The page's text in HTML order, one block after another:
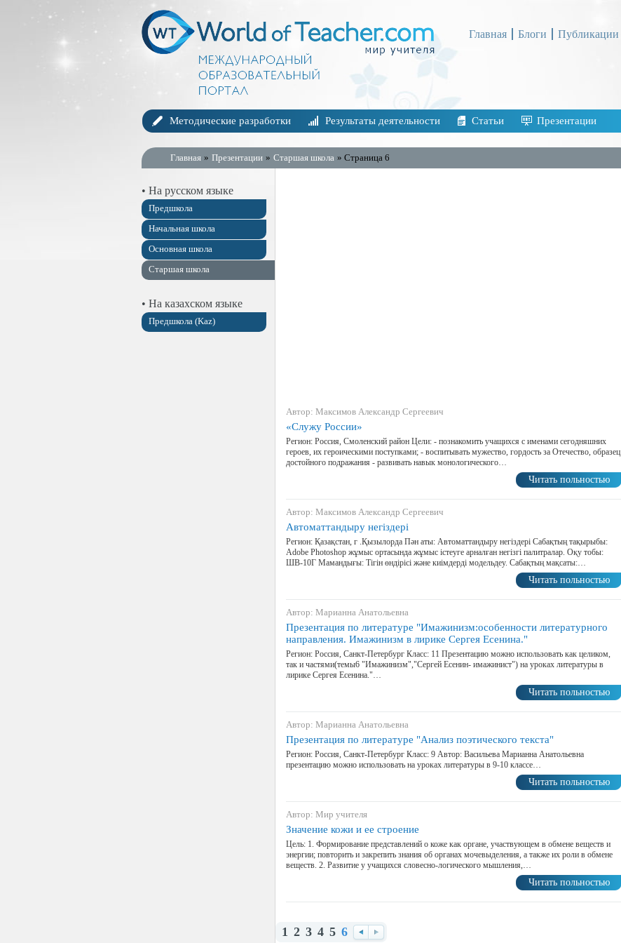
Главная Блоги Публикации
Методические разработки Результаты деятельности Статьи Презентации
Главная » Презентации » Старшая школа » Страница 6
• На русском языке
Предшкола
Начальная школа
Основная школа
Старшая школа
• На казахском языке
Предшкола (Kaz)
Автор: Максимов Александр Сергеевич
«Служу России»
Регион: Россия, Смоленский район Цели: - познакомить учащихся с именами сегодняшних
героев, их героическими поступками; - воспитывать мужество, гордость за Отечество, образец
достойного подражания - развивать навык монологического…
Читать польностью
Автор: Максимов Александр Сергеевич
Автоматтандыру негіздері
Регион: Қазақстан, г .Қызылорда Пән аты: Автоматтандыру негіздері Сабақтың тақырыбы:
Adobe Photoshop жұмыс ортасында жұмыс істеуге арналған негізгі палитралар. Оқу тобы:
ШВ-10Г Мамандығы: Тігін өндірісі және киімдерді модельдеу. Сабақтың мақсаты:…
Читать польностью
Автор: Марианна Анатольевна
Презентация по литературе "Имажинизм:особенности литературного
направления. Имажинизм в лирике Сергея Есенина."
Регион: Россия, Санкт-Петербург Класс: 11 Презентацию можно использовать как целиком,
так и частями(темы6 "Имажинизм","Сергей Есенин- имажинист") на уроках литературы в
лирике Сергея Есенина."…
Читать польностью
Автор: Марианна Анатольевна
Презентация по литературе "Анализ поэтического текста"
Регион: Россия, Санкт-Петербург Класс: 9 Автор: Васильева Марианна Анатольевна
презентацию можно использовать на уроках литературы в 9-10 классе…
Читать польностью
Автор: Мир учителя
Значение кожи и ее строение
Цель: 1. Формирование представлений о коже как органе, участвующем в обмене веществ и
энергии; повторить и закрепить знания об органах мочевыделения, а также их роли в обмене
веществ. 2. Развитие у учащихся словесно-логического мышления,…
Читать польностью
1 2 3 4 5 6